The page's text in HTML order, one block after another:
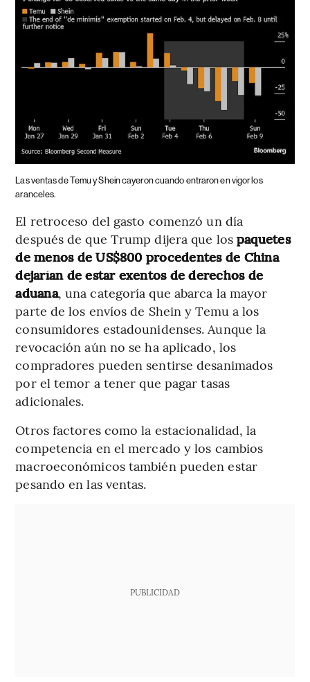
Las ventas de Temu y Shein cayeron cuando entraron en vigor los
aranceles.
El retroceso del gasto comenzó un día
después de que Trump dijera que los paquetes
de menos de US$800 procedentes de China
dejarían de estar exentos de derechos de
aduana, una categoría que abarca la mayor
parte de los envíos de Shein y Temu a los
consumidores estadounidenses. Aunque la
revocación aún no se ha aplicado, los
compradores pueden sentirse desanimados
por el temor a tener que pagar tasas
adicionales.
Otros factores como la estacionalidad, la
competencia en el mercado y los cambios
macroeconómicos también pueden estar
pesando en las ventas.
PUBLICIDAD